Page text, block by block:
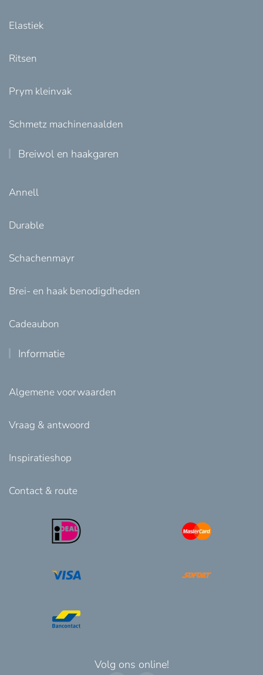
Elastiek
Ritsen
Prym kleinvak
Schmetz machinenaalden
Breiwol en haakgaren
Annell
Durable
Schachenmayr
Brei- en haak benodigdheden
Cadeaubon
Informatie
Algemene voorwaarden
Vraag & antwoord
Inspiratieshop
Contact & route
Volg ons online!